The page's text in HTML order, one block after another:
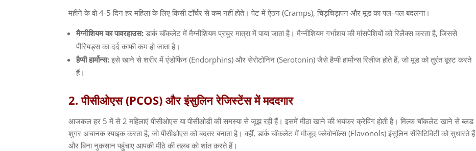
महीने के वो4-5दिन हर महिला के लिए किसी टॉर्चर से कम नहीं होते। पेट में ऐंठन (Cramps),चिड़चिड़ापन और मूड का पल–पल बदलना।
मैग्नीशियम का पावरहाउस: डार्क चॉकलेट में मैग्नीशियम प्रचुर मात्रा में पाया जाता है। मैग्नीशियम गर्भाशय की मांसपेशियों को रिलैक्स करता है,जिससे
पीरियड्स का दर्द काफी कम हो जाता है।
हैप्पी हार्मोन्स: इसे खाने से शरीर में एंडोर्फिन (Endorphins)और सेरोटोनिन (Serotonin)जैसे हैप्पी हार्मोन्स रिलीज होते हैं,जो मूड को तुरंत बूस्ट करते
हैं।
2.पीसीओएस(PCOS)और इंसुलिन रेजिस्टेंस में मददगार
आजकल हर 5में से 2महिलाएं पीसीओएस या पीसीओडी की समस्या से जूझ रही हैं। इसमें मीठा खाने की भयंकर क्रेविंग होती है। मिल्क चॉकलेट खाने से ब्लड
शुगर अचानक स्पाइक करता है,जो पीसीओएस को बदतर बनाता है। वहीं,डार्क चॉकलेट में मौजूद फ्लेवोनॉल्स (Flavonols)इंसुलिन सेंसिटिविटी को सुधारते हैं
और बिना नुकसान पहुंचाए आपकी मीठे की तलब को शांत करते हैं।